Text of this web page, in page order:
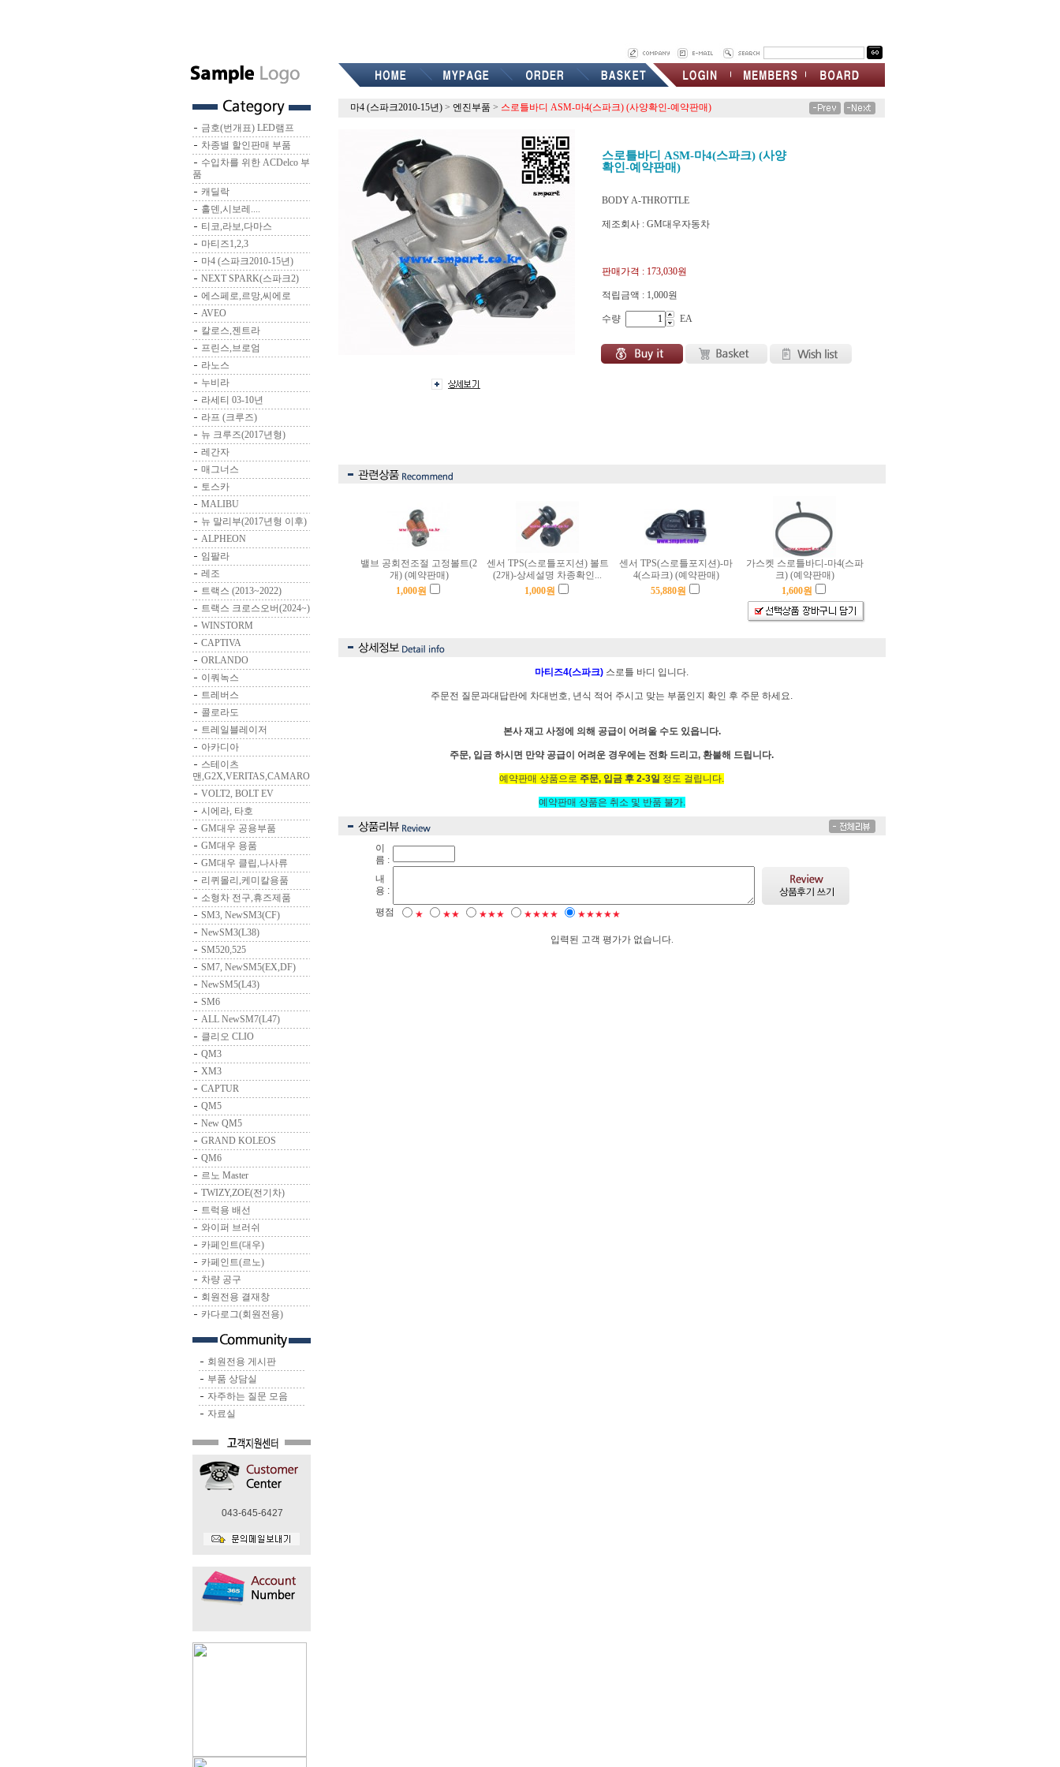
금호(번개표) LED램프
차종별 할인판매 부품
수입차를 위한 ACDelco 부
품
캐딜락
홀덴,시보레....
티코,라보,다마스
마티즈1,2,3
마4 (스파크2010-15년)
NEXT SPARK(스파크2)
에스페로,르망,씨에로
AVEO
칼로스,젠트라
프린스,브로엄
라노스
누비라
라세티 03-10년
라프 (크루즈)
뉴 크루즈(2017년형)
레간자
매그너스
토스카
MALIBU
뉴 말리부(2017년형 이후)
ALPHEON
임팔라
레조
트랙스 (2013~2022)
트랙스 크로스오버(2024~)
WINSTORM
CAPTIVA
ORLANDO
이쿼녹스
트레버스
콜로라도
트레일블레이저
아카디아
스테이츠
맨,G2X,VERITAS,CAMARO
VOLT2, BOLT EV
시에라, 타호
GM대우 공용부품
GM대우 용품
GM대우 클립,나사류
리퀴몰리,케미칼용품
소형차 전구,휴즈제품
SM3, NewSM3(CF)
NewSM3(L38)
SM520,525
SM7, NewSM5(EX,DF)
NewSM5(L43)
SM6
ALL NewSM7(L47)
클리오 CLIO
QM3
XM3
CAPTUR
QM5
New QM5
GRAND KOLEOS
QM6
르노 Master
TWIZY,ZOE(전기차)
트럭용 배선
와이퍼 브러쉬
카페인트(대우)
카페인트(르노)
차량 공구
회원전용 결재창
카다로그(회원전용)
회원전용 게시판
부품 상담실
자주하는 질문 모음
자료실
043-645-6427
마4 (스파크2010-15년) > 엔진부품 > 스로틀바디 ASM-마4(스파크) (사양확인-예약판매)
스로틀바디 ASM-마4(스파크) (사양
확인-예약판매)
BODY A-THROTTLE
제조회사 : GM대우자동차
판매가격 : 173,030원
적립금액 : 1,000원
수량 EA
밸브 공회전조절 고정볼트(2
개) (예약판매)
센서 TPS(스로틀포지션) 볼트
(2개)-상세설명 차종확인...
센서 TPS(스로틀포지션)-마
4(스파크) (예약판매)
가스켓 스로틀바디-마4(스파
크) (예약판매)
1,000원 1,000원 55,880원 1,600원
마티즈4(스파크) 스로틀 바디 입니다.
주문전 질문과대답란에 차대번호, 년식 적어 주시고 맞는 부품인지 확인 후 주문 하세요.
본사 재고 사정에 의해 공급이 어려울 수도 있읍니다.
주문, 입금 하시면 만약 공급이 어려운 경우에는 전화 드리고, 환불해 드립니다.
예약판매 상품으로 주문, 입금 후 2-3일 정도 걸립니다.
예약판매 상품은 취소 및 반품 불가.
이
름 :
내
용 :
평점
★ ★★ ★★★ ★★★★ ★★★★★
입력된 고객 평가가 없습니다.